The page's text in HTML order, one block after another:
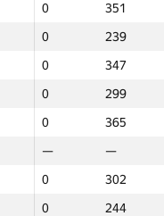
0
351
0
239
0
347
0
299
0
365
—
—
0
302
0
244
0
351
0
239
0
347
0
299
0
365
—
—
0
302
0
244